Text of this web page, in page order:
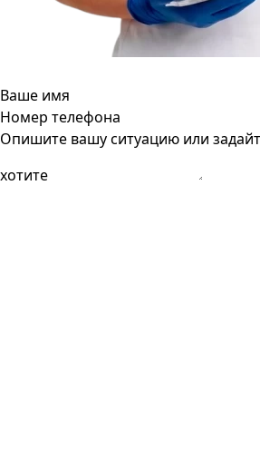
Ваше имя
Номер телефона
Опишите вашу ситуацию или
хотите